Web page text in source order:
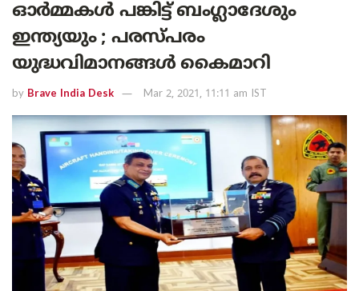
ഓര്‍മ്മകള്‍ പങ്കിട്ട് ബംഗ്ലാദേശും
ഇന്ത്യയും ; പരസ്പരം
യുദ്ധവിമാനങ്ങള്‍ കൈമാറി
by Brave India Desk Mar 2, 2021, 11:11 am IST